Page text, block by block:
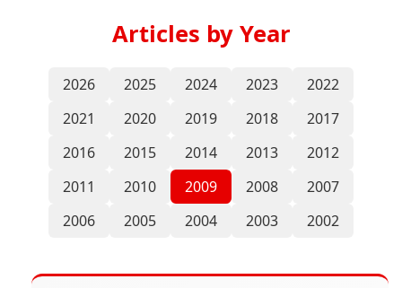
Articles by Year
2026 2025 2024 2023
2022
2021
2020 2019 2018
2017
2016
2015 2014 2013
2012
2011
2010 2009 2008
2007
2006
2005 2004 2003 2002